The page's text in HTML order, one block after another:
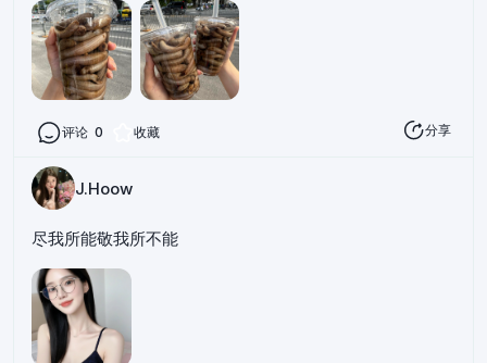
评论 0 收藏 分享
J.Hoow
尽我所能敬我所不能